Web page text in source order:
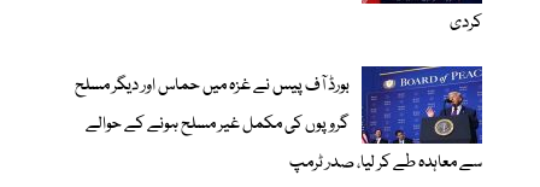
کردی
بورڈ آف پیس نے غزہ میں حماس اور دیگر مسلح
گروپوں کی مکمل غیر مسلح ہونے کے حوالے
سے معاہدہ طے کر لیا، صدر ٹرمپ